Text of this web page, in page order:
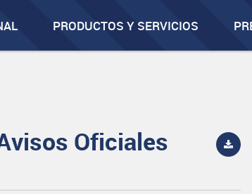
PRODUCTOS Y SERVICIOS
Oficiales